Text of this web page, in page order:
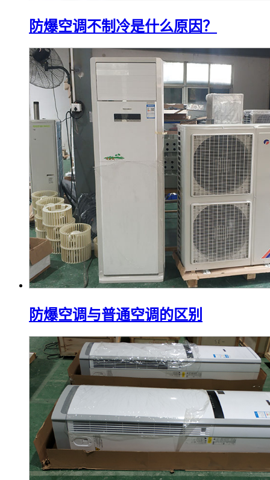
防爆空调不制冷是什么原因？
防爆空调与普通空调的区别